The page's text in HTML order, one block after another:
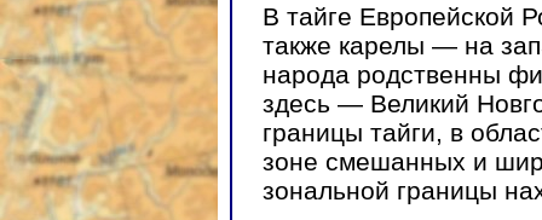
В тайге Европейской
также карелы — на
народа родственны
здесь — Великий
границы тайги, в
зоне смешанных и
зональной границы